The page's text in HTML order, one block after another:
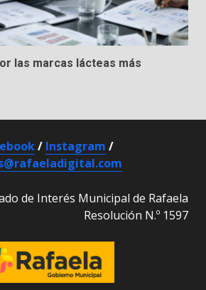
las marcas lácteas más
/ Instagram /
de Interés Municipal de Rafaela
Resolución N.º 1597